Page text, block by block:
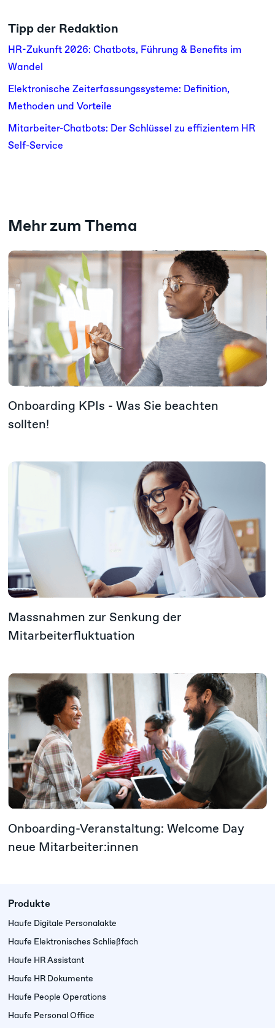
Tipp der Redaktion
HR-Zukunft 2026: Chatbots, Führung & Benefits im
Wandel
Elektronische Zeiterfassungssysteme: Definition,
Methoden und Vorteile
Mitarbeiter-Chatbots: Der Schlüssel zu effizientem HR
Self-Service
Mehr zum Thema
Onboarding KPIs - Was Sie beachten
sollten!
Massnahmen zur Senkung der
Mitarbeiterfluktuation
Onboarding-Veranstaltung: Welcome Day
neue Mitarbeiter:innen
Produkte
Haufe Digitale Personalakte
Haufe Elektronisches Schließfach
Haufe HR Assistant
Haufe HR Dokumente
Haufe People Operations
Haufe Personal Office